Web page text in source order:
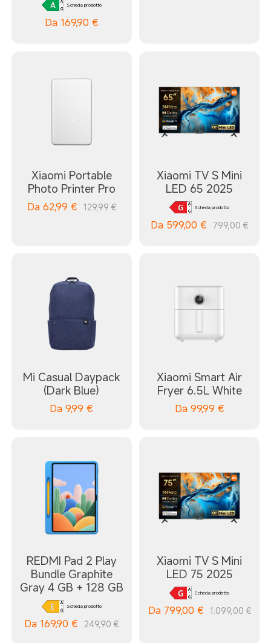
Scheda prodotto
Da 169,90 €
Xiaomi Portable
Photo Printer Pro
Da 62,99 € 129,99 €
Xiaomi TV S Mini
LED 65 2025
Scheda prodotto
Da 599,00 € 799,00 €
Mi Casual Daypack
(Dark Blue)
Da 9,99 €
Xiaomi Smart Air
Fryer 6.5L White
Da 99,99 €
REDMI Pad 2 Play
Bundle Graphite
Gray 4 GB + 128 GB
Scheda prodotto
Da 169,90 € 249,90 €
Xiaomi TV S Mini
LED 75 2025
Scheda prodotto
Da 799,00 € 1.099,00 €